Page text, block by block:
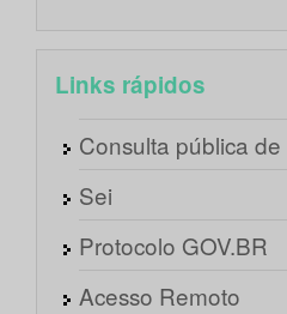
Links rápidos
Consulta pública
Sei
Protocolo GOV.BR
Acesso Remoto